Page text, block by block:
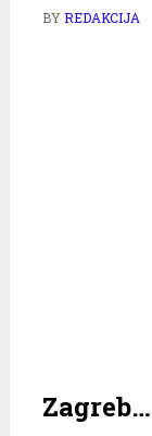
BYREDAKCIJA
Zagreb…